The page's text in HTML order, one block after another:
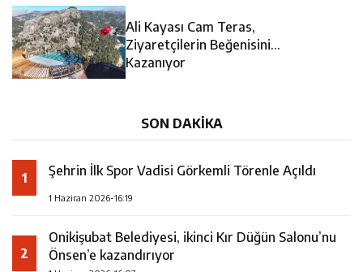
13:28 Yedi Güzel Adam Kütüphanesi ve Deneyim Müzesi
16:19 Şehrin İlk Spor Vadisi Görkemli Törenle Açıldı
Ali Kayası Cam Teras,
Ziyaretçilerin Beğenisini
Kazanıyor
SON DAKİKA
1 Şehrin İlk Spor Vadisi Görkemli Törenle Açıldı
1 Haziran 2026-16:19
2
Onikişubat Belediyesi, ikinci Kır Düğün Salonu’nu
Önsen’e kazandırıyor